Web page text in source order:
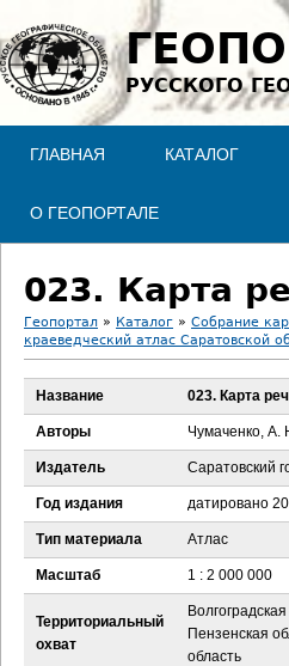
Jump to
РУССКОГО
ГЛАВНАЯ КАТАЛОГ
О ГЕОПОРТАЛЕ
023. Карта
В
ы
з
д
с
ь
Геопортал » Каталог » Собрание
краеведческий атлас Саратовской
Название 023. Карта
Авторы Чумаченко, А.
Издатель Саратовский
Год издания датировано
Тип материала Атлас
Масштаб 1 : 2 000 000
Территориальный
охват
Пензенская
область